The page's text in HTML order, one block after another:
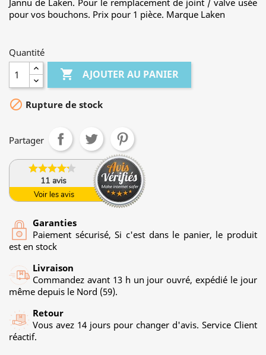
Jannu de Laken. Pour le remplacement de joint / valve usée
pour vos bouchons. Prix pour 1 pièce. Marque Laken
Quantité
 AJOUTER AU PANIER
 Rupture de stock
Partager
11avis
Voir les avis
Garanties
Paiement sécurisé, Si c'est dans le panier, le produit
est en stock
Livraison
Commandez avant 13 h un jour ouvré, expédié le jour
même depuis le Nord (59).
Retour
Vous avez 14 jours pour changer d'avis. Service Client
réactif.